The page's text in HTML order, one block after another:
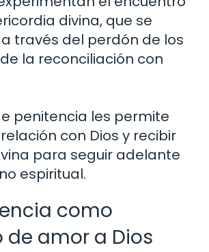
divina, que se
través del perdón de los
la reconciliación con
penitencia les permite
con Dios y recibir
para seguir adelante
espiritual.
como
de amor a Dios